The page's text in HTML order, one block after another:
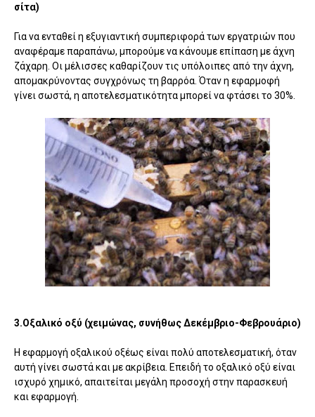
σίτα)
Για να ενταθεί η εξυγιαντική συμπεριφορά των εργατριών που
αναφέραμε παραπάνω, μπορούμε να κάνουμε επίπαση με άχνη
ζάχαρη. Οι μέλισσες καθαρίζουν τις υπόλοιπες από την άχνη,
απομακρύνοντας συγχρόνως τη βαρρόα. Όταν η εφαρμοφή
γίνει σωστά, η αποτελεσματικότητα μπορεί να φτάσει το 30%.
3.Οξαλικό οξύ (χειμώνας, συνήθως Δεκέμβριο-Φεβρουάριο)
Η εφαρμογή οξαλικού οξέως είναι πολύ αποτελεσματική, όταν
αυτή γίνει σωστά και με ακρίβεια. Επειδή το οξαλικό οξύ είναι
ισχυρό χημικό, απαιτείται μεγάλη προσοχή στην παρασκευή
και εφαρμογή.